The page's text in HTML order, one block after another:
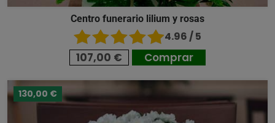
Centro funerario lilium y rosas
4.96 / 5
107,00 € Comprar
130,00 €